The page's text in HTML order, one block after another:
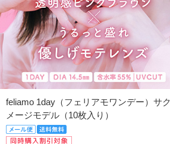
feliamo 1day（フェリアモワンデー）サ
メージモデル（10枚入り）